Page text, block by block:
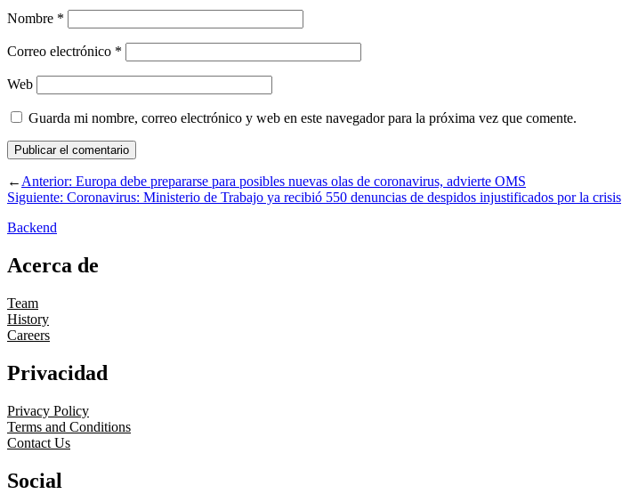
Nombre *
Correo electrónico *
Web
Guarda mi nombre, correo electrónico y web en este navegador para la próxima vez que comente.
←Anterior: Europa debe prepararse para posibles nuevas olas de coronavirus, advierte OMS
Siguiente: Coronavirus: Ministerio de Trabajo ya recibió 550 denuncias de despidos injustificados por la crisis
Backend
Acerca de
Team
History
Careers
Privacidad
Privacy Policy
Terms and Conditions
Contact Us
Social